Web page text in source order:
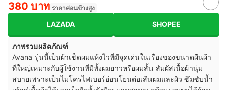
380 บาท ราคาค่อนข้างสูง
LAZADA SHOPEE
ภาพรวมผลิตภัณฑ์
Avana รุ่นนี้เป็นผ้าเช็ดผมแห้งไวที่มีจุดเด่นในเรื่องของขนาดผืนผ้า
ที่ใหญ่เหมาะกับผู้ใช้งานที่มีทั้งผมยาวหรือผมสั้น สัมผัสเนื้อผ้านุ่ม
สบายเพราะเป็นไมโครไฟเบอร์อ่อนโยนต่อเส้นผมและผิว ซึมซับน้ำ